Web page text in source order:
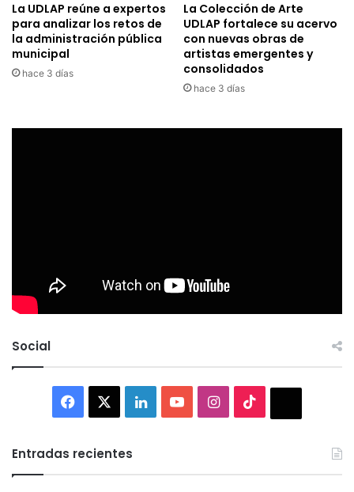
La UDLAP reúne a expertos
para analizar los retos de
la administración pública
municipal
hace 3 días
La Colección de Arte
UDLAP fortalece su acervo
con nuevas obras de
artistas emergentes y
consolidados
hace 3 días
Social
Facebook LinkedInYouTubeInstagram
Entradas recientes